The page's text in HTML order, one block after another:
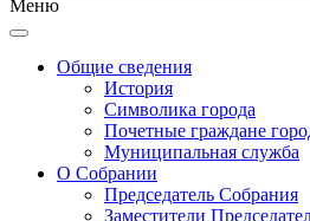
Меню
Общие сведения
История
Символика города
Почетные граждане
Муниципальная служба
О Собрании
Председатель Собрания
Заместители